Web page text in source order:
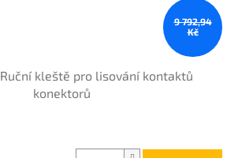
9 792,94
Kč
Ruční kleště pro lisování kontaktů
konektorů